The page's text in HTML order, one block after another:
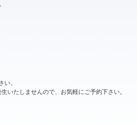
。
いたしませんので、お気軽にご予約下さい。